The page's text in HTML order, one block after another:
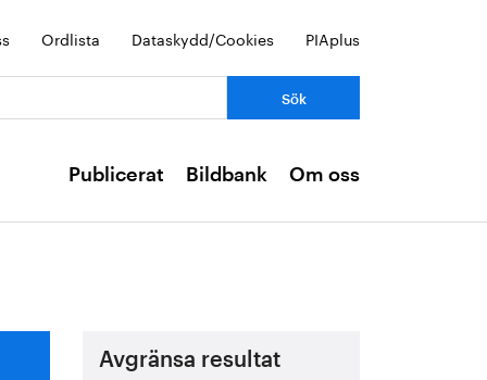
Ordlista Dataskydd/Cookies PIAplus
Publicerat Bildbank Om oss
Avgränsa resultat